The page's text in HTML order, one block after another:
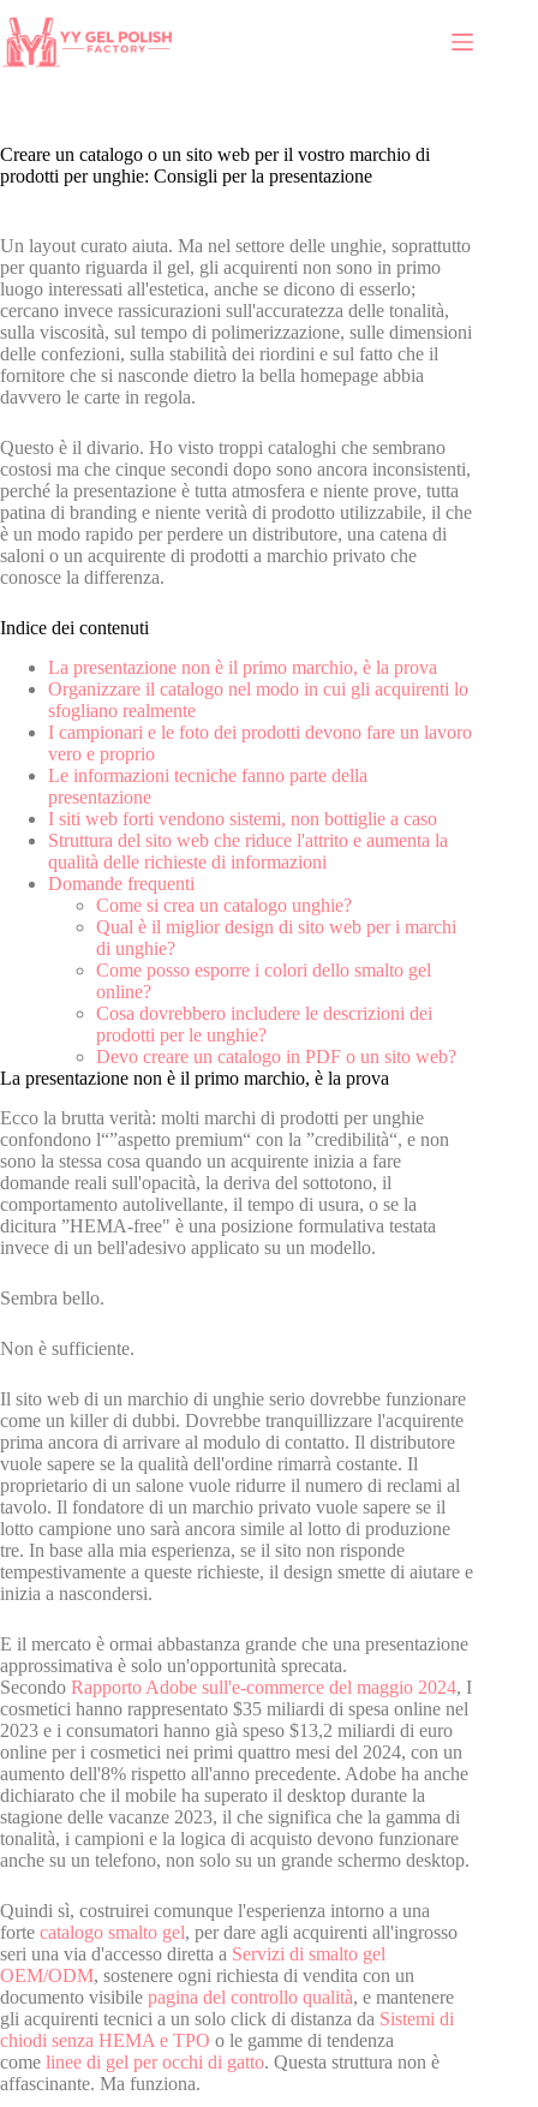
Creare un catalogo o un sito web per il vostro marchio di
prodotti per unghie: Consigli per la presentazione
Un layout curato aiuta. Ma nel settore delle unghie, soprattutto
per quanto riguarda il gel, gli acquirenti non sono in primo
luogo interessati all'estetica, anche se dicono di esserlo;
cercano invece rassicurazioni sull'accuratezza delle tonalità,
sulla viscosità, sul tempo di polimerizzazione, sulle dimensioni
delle confezioni, sulla stabilità dei riordini e sul fatto che il
fornitore che si nasconde dietro la bella homepage abbia
davvero le carte in regola.
Questo è il divario. Ho visto troppi cataloghi che sembrano
costosi ma che cinque secondi dopo sono ancora inconsistenti,
perché la presentazione è tutta atmosfera e niente prove, tutta
patina di branding e niente verità di prodotto utilizzabile, il che
è un modo rapido per perdere un distributore, una catena di
saloni o un acquirente di prodotti a marchio privato che
conosce la differenza.
Indice dei contenuti
La presentazione non è il primo marchio, è la prova
Organizzare il catalogo nel modo in cui gli acquirenti lo
sfogliano realmente
I campionari e le foto dei prodotti devono fare un lavoro
vero e proprio
Le informazioni tecniche fanno parte della
presentazione
I siti web forti vendono sistemi, non bottiglie a caso
Struttura del sito web che riduce l'attrito e aumenta la
qualità delle richieste di informazioni
Domande frequenti
Come si crea un catalogo unghie?
Qual è il miglior design di sito web per i marchi
di unghie?
Come posso esporre i colori dello smalto gel
online?
Cosa dovrebbero includere le descrizioni dei
prodotti per le unghie?
Devo creare un catalogo in PDF o un sito web?
La presentazione non è il primo marchio, è la prova
Ecco la brutta verità: molti marchi di prodotti per unghie
confondono l“”aspetto premium“ con la ”credibilità“, e non
sono la stessa cosa quando un acquirente inizia a fare
domande reali sull'opacità, la deriva del sottotono, il
comportamento autolivellante, il tempo di usura, o se la
dicitura ”HEMA-free" è una posizione formulativa testata
invece di un bell'adesivo applicato su un modello.
Sembra bello.
Non è sufficiente.
Il sito web di un marchio di unghie serio dovrebbe funzionare
come un killer di dubbi. Dovrebbe tranquillizzare l'acquirente
prima ancora di arrivare al modulo di contatto. Il distributore
vuole sapere se la qualità dell'ordine rimarrà costante. Il
proprietario di un salone vuole ridurre il numero di reclami al
tavolo. Il fondatore di un marchio privato vuole sapere se il
lotto campione uno sarà ancora simile al lotto di produzione
tre. In base alla mia esperienza, se il sito non risponde
tempestivamente a queste richieste, il design smette di aiutare e
inizia a nascondersi.
E il mercato è ormai abbastanza grande che una presentazione
approssimativa è solo un'opportunità sprecata.
Secondo Rapporto Adobe sull'e-commerce del maggio 2024, I
cosmetici hanno rappresentato $35 miliardi di spesa online nel
2023 e i consumatori hanno già speso $13,2 miliardi di euro
online per i cosmetici nei primi quattro mesi del 2024, con un
aumento dell'8% rispetto all'anno precedente. Adobe ha anche
dichiarato che il mobile ha superato il desktop durante la
stagione delle vacanze 2023, il che significa che la gamma di
tonalità, i campioni e la logica di acquisto devono funzionare
anche su un telefono, non solo su un grande schermo desktop.
Quindi sì, costruirei comunque l'esperienza intorno a una
forte catalogo smalto gel, per dare agli acquirenti all'ingrosso
seri una via d'accesso diretta a Servizi di smalto gel
OEM/ODM, sostenere ogni richiesta di vendita con un
documento visibile pagina del controllo qualità, e mantenere
gli acquirenti tecnici a un solo click di distanza da Sistemi di
chiodi senza HEMA e TPO o le gamme di tendenza
come linee di gel per occhi di gatto. Questa struttura non è
affascinante. Ma funziona.